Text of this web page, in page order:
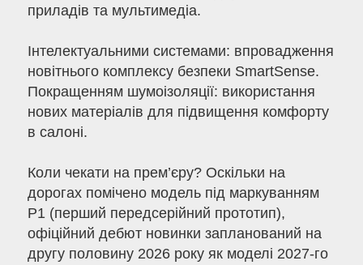
приладів та мультимедіа.
Інтелектуальними системами: впровадження
новітнього комплексу безпеки SmartSense.
Покращенням шумоізоляції: використання
нових матеріалів для підвищення комфорту
в салоні.
Коли чекати на прем’єру? Оскільки на
дорогах помічено модель під маркуванням
P1 (перший передсерійний прототип),
офіційний дебют новинки запланований на
другу половину 2026 року як моделі 2027-го